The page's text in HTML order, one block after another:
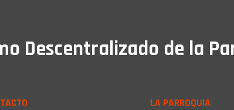
Descentralizado de la
LA PARROQUIA